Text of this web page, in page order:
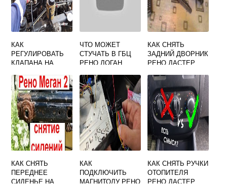
КАК
РЕГУЛИРОВАТЬ
КЛАПАНА НА
ЧТО МОЖЕТ
СТУЧАТЬ В ГБЦ
РЕНО ЛОГАН
КАК СНЯТЬ
ЗАДНИЙ ДВОРНИК
РЕНО ДАСТЕР
КАК СНЯТЬ
ПЕРЕДНЕЕ
СИДЕНЬЕ НА
КАК
ПОДКЛЮЧИТЬ
МАГНИТОЛУ РЕНО
КАК СНЯТЬ РУЧКИ
ОТОПИТЕЛЯ
РЕНО ДАСТЕР